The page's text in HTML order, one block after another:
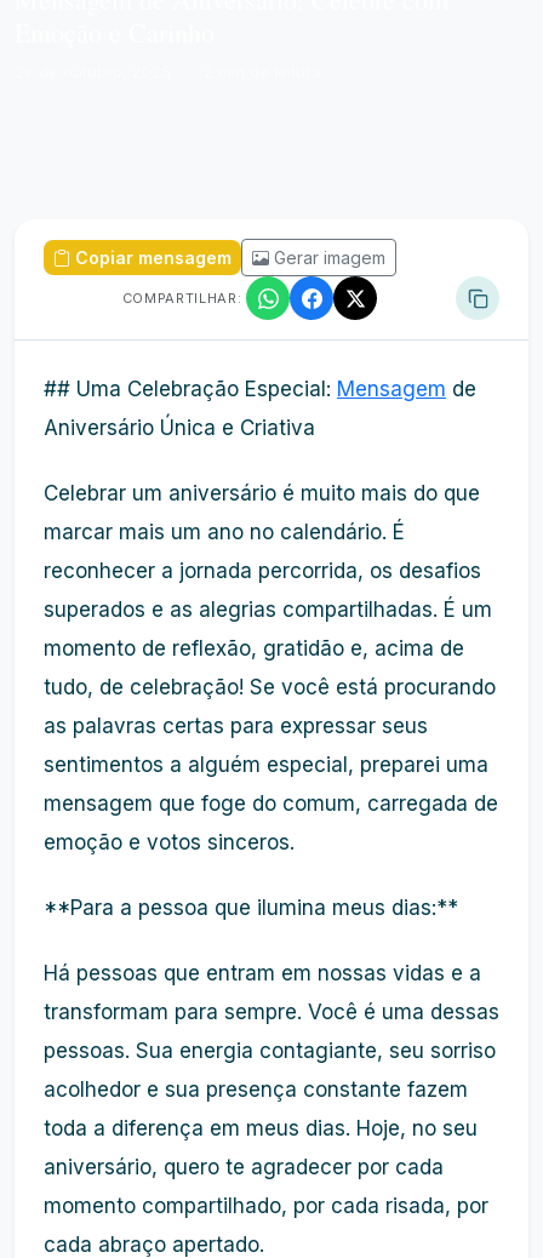
Copiar mensagem Gerar imagem
COMPARTILHAR:
## Uma Celebração Especial: Mensagem de
Aniversário Única e Criativa
Celebrar um aniversário é muito mais do que
marcar mais um ano no calendário. É
reconhecer a jornada percorrida, os desafios
superados e as alegrias compartilhadas. É um
momento de reflexão, gratidão e, acima de
tudo, de celebração! Se você está procurando
as palavras certas para expressar seus
sentimentos a alguém especial, preparei uma
mensagem que foge do comum, carregada de
emoção e votos sinceros.
**Para a pessoa que ilumina meus dias:**
Há pessoas que entram em nossas vidas e a
transformam para sempre. Você é uma dessas
pessoas. Sua energia contagiante, seu sorriso
acolhedor e sua presença constante fazem
toda a diferença em meus dias. Hoje, no seu
aniversário, quero te agradecer por cada
momento compartilhado, por cada risada, por
cada abraço apertado.